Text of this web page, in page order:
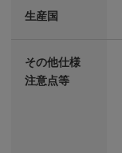
生産国
その他仕様
注意点等